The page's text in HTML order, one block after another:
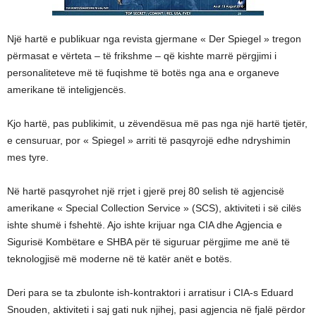
Një hartë e publikuar nga revista gjermane « Der Spiegel » tregon
përmasat e vërteta – të frikshme – që kishte marrë përgjimi i
personaliteteve më të fuqishme të botës nga ana e organeve
amerikane të inteligjencës.
Kjo hartë, pas publikimit, u zëvendësua më pas nga një hartë tjetër,
e censuruar, por « Spiegel » arriti të pasqyrojë edhe ndryshimin
mes tyre.
Në hartë pasqyrohet një rrjet i gjerë prej 80 selish të agjencisë
amerikane « Special Collection Service » (SCS), aktiviteti i së cilës
ishte shumë i fshehtë. Ajo ishte krijuar nga CIA dhe Agjencia e
Sigurisë Kombëtare e SHBA për të siguruar përgjime me anë të
teknologjisë më moderne në të katër anët e botës.
Deri para se ta zbulonte ish-kontraktori i arratisur i CIA-s Eduard
Snouden, aktiviteti i saj gati nuk njihej, pasi agjencia në fjalë përdor